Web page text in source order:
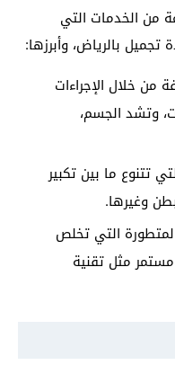
من الخدمات التي
بالرياض، وأبرزها:
من خلال الإجراءات
وتشد الجسم،
تتنوع ما بين تكبير
وغيرها.
التي تخلص
مثل تقنية